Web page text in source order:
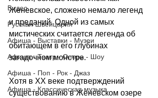
Видео
Русская Швейцария
Афиша - Выставки - Музеи
Афиша - Театр - Опера - Шоу
Афиша - Поп - Рок - Джаз
Афиша - Классическая музыка
Женевское, сложено немало легенд
и преданий. Одной из самых
мистических считается легенда об
обитающем в его глубинах
загадочном монстре.
Хотя в ХХ веке подтверждений
существованию в Женевском озере